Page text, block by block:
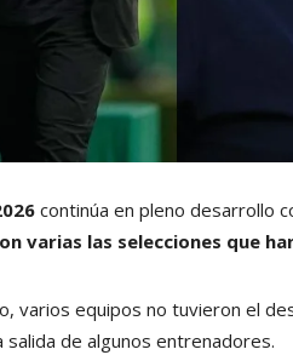
continúa en pleno desarrollo
varias las selecciones que
varios equipos no tuvieron el
salida de algunos entrenadores.